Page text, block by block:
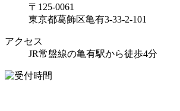
〒125-0061
東京都葛飾区亀有3-33-2-101
アクセス
JR常盤線の亀有駅から徒歩4分